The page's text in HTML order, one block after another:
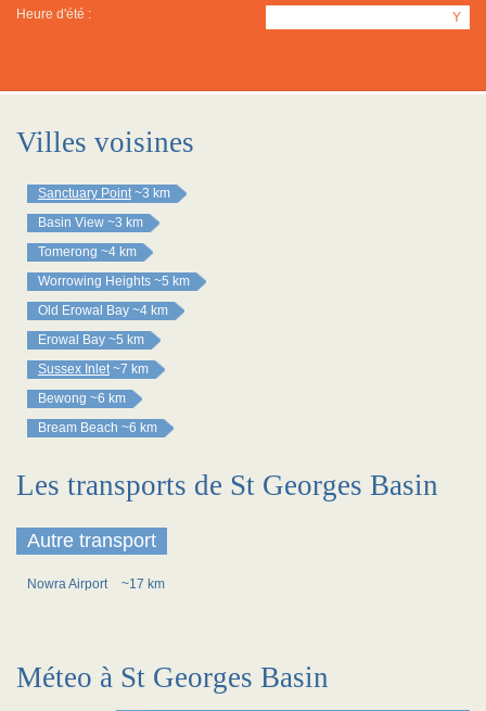
Heure d'été : Y
Villes voisines
Sanctuary Point ~3 km
Basin View ~3 km
Tomerong ~4 km
Worrowing Heights ~5 km
Old Erowal Bay ~4 km
Erowal Bay ~5 km
Sussex Inlet ~7 km
Bewong ~6 km
Bream Beach ~6 km
Les transports de St Georges Basin
Autre transport
Nowra Airport ~17 km
Méteo à St Georges Basin